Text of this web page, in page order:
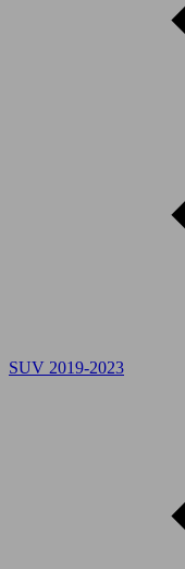
SUV 2019-2023